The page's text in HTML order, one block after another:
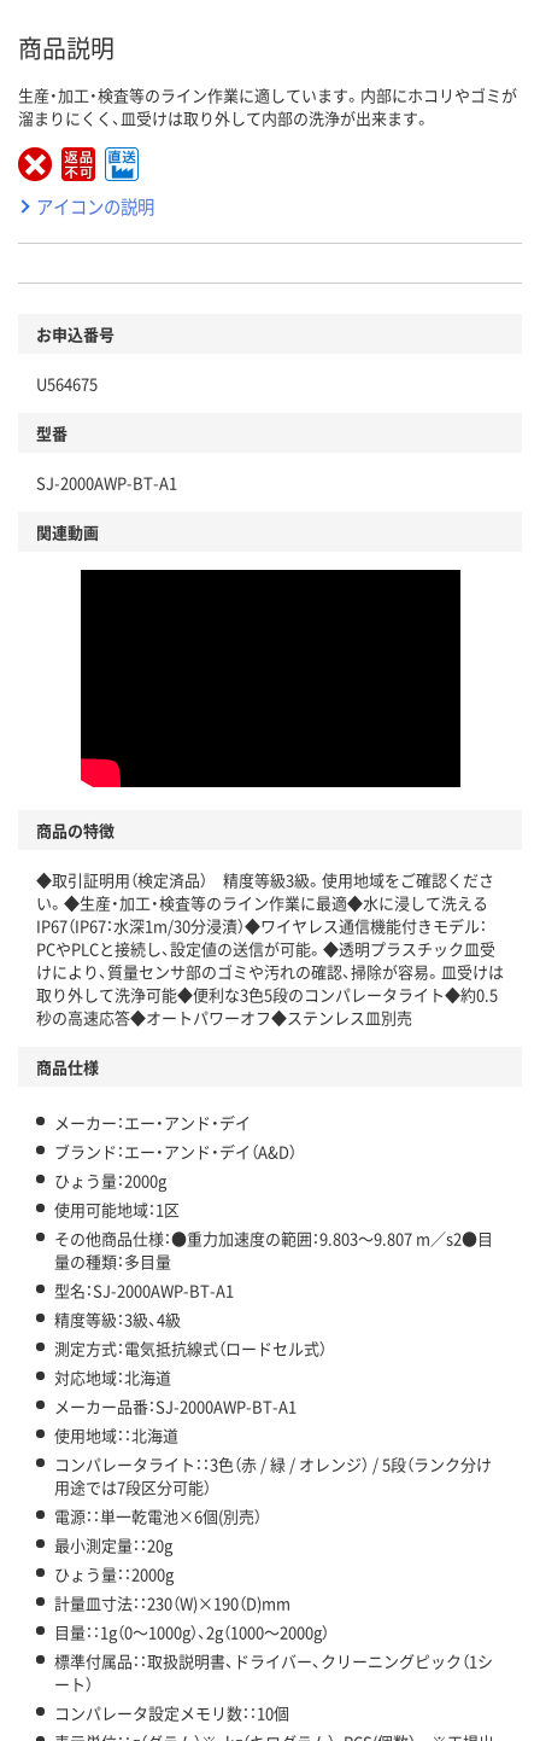
商品説明
生産・加工・検査等のライン作業に適しています。内部にホコリやゴミが
溜まりにくく、皿受けは取り外して内部の洗浄が出来ます。
アイコンの説明
お申込番号
U564675
型番
SJ-2000AWP-BT-A1
関連動画
商品の特徴
◆取引証明用（検定済品） 精度等級3級。使用地域をご確認くださ
い。◆生産・加工・検査等のライン作業に最適◆水に浸して洗える
IP67（IP67：水深1m/30分浸漬）◆ワイヤレス通信機能付きモデル：
PCやPLCと接続し、設定値の送信が可能。◆透明プラスチック皿受
けにより、質量センサ部のゴミや汚れの確認、掃除が容易。皿受けは
取り外して洗浄可能◆便利な3色5段のコンパレータライト◆約0.5
秒の高速応答◆オートパワーオフ◆ステンレス皿別売
商品仕様
メーカー：エー・アンド・デイ
ブランド：エー・アンド・デイ（A&D）
ひょう量：2000g
使用可能地域：1区
その他商品仕様：●重力加速度の範囲：9.803～9.807 m／s2●目
量の種類：多目量
型名：SJ-2000AWP-BT-A1
精度等級：3級、4級
測定方式：電気抵抗線式（ロードセル式）
対応地域：北海道
メーカー品番：SJ-2000AWP-BT-A1
使用地域：：北海道
コンパレータライト：：3色（赤 / 緑 / オレンジ） / 5段（ランク分け
用途では7段区分可能）
電源：：単一乾電池×6個(別売）
最小測定量：：20g
ひょう量：：2000g
計量皿寸法：：230（W)×190（D)mm
目量：：1g（0～1000g）、2g（1000～2000g）
標準付属品：：取扱説明書、ドライバー、クリーニングピック（1シ
ート）
コンパレータ設定メモリ数：：10個